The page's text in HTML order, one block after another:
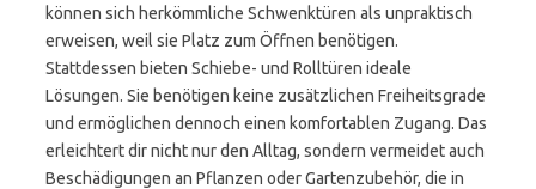
können sich herkömmliche Schwenktüren als unpraktisch
erweisen, weil sie Platz zum Öffnen benötigen.
Stattdessen bieten Schiebe- und Rolltüren ideale
Lösungen. Sie benötigen keine zusätzlichen Freiheitsgrade
und ermöglichen dennoch einen komfortablen Zugang. Das
erleichtert dir nicht nur den Alltag, sondern vermeidet auch
Beschädigungen an Pflanzen oder Gartenzubehör, die in